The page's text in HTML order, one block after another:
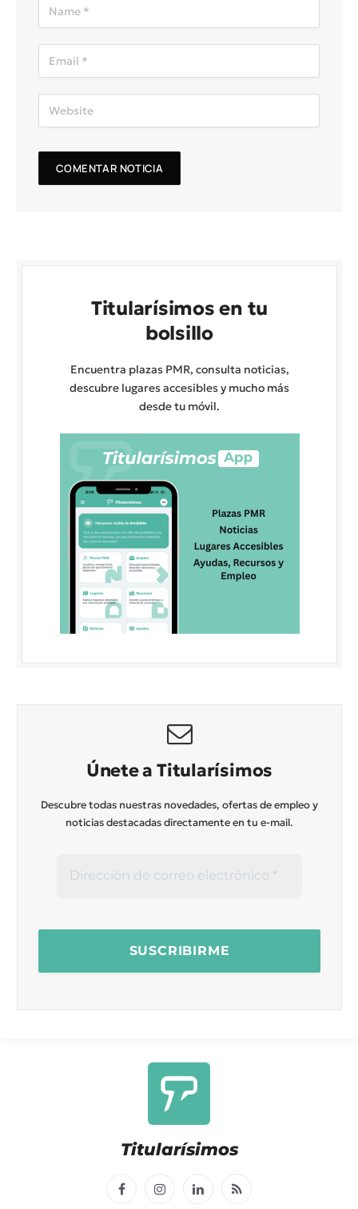
Titularísimos en tu
bolsillo
Encuentra plazas PMR, consulta noticias,
descubre lugares accesibles y mucho más
desde tu móvil.
Únete a Titularísimos
Descubre todas nuestras novedades, ofertas de empleo y
noticias destacadas directamente en tu e-mail.
Titularísimos
FacebookInstagramLinkedInRSS